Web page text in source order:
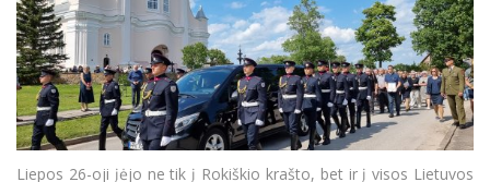
Liepos 26-oji įėjo ne tik į Rokiškio krašto, bet ir į visos Lietuvos